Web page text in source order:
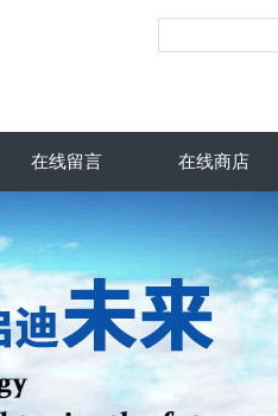
在线留言 在线商店